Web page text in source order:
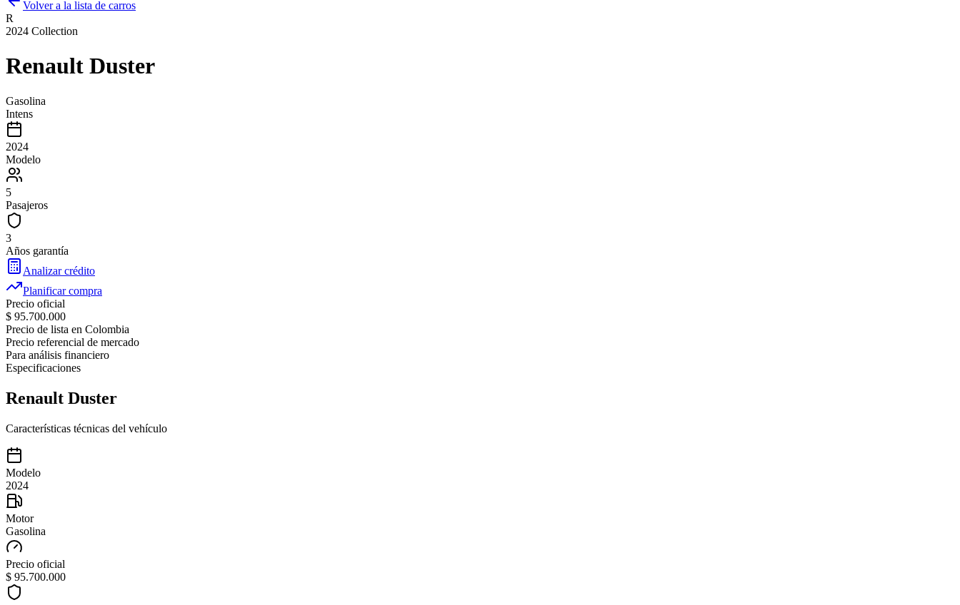
Volver a la lista de carros
R
2024 Collection
Renault Duster
Gasolina
Intens
2024
Modelo
5
Pasajeros
3
Años garantía
Analizar crédito
Planificar compra
Precio oficial
$ 95.700.000
Precio de lista en Colombia
Precio referencial de mercado
Para análisis financiero
Especificaciones
Renault Duster
Características técnicas del vehículo
Modelo
2024
Motor
Gasolina
Precio oficial
$ 95.700.000